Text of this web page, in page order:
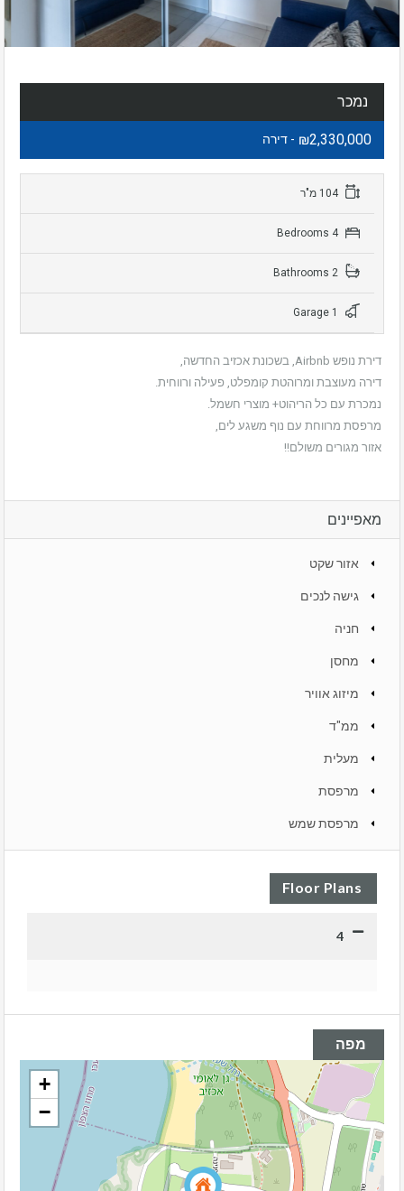
נמכר
₪2,330,000 - דירה
104 מ"ר
4 Bedrooms
דירת נופש Airbnb, בשכונת אכזיב החדשה,
דירה מעוצבת ומרוהטת קומפלט, פעילה ורווחית.
נמכרת עם כל הריהוט+ מוצרי חשמל.
מרפסת מרווחת עם נוף משגע לים,
אזור מגורים משולם!!
מאפיינים
אזור שקט
גישה לנכים
חניה
מחסן
מיזוג אוויר
ממ"ד
מעלית
מרפסת
מרפסת שמש
Floor Plans
4
מפה
+
−